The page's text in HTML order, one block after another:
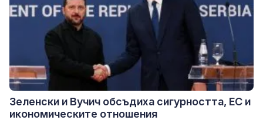
Зеленски и Вучич обсъдиха сигурността, ЕС и
икономическите отношения